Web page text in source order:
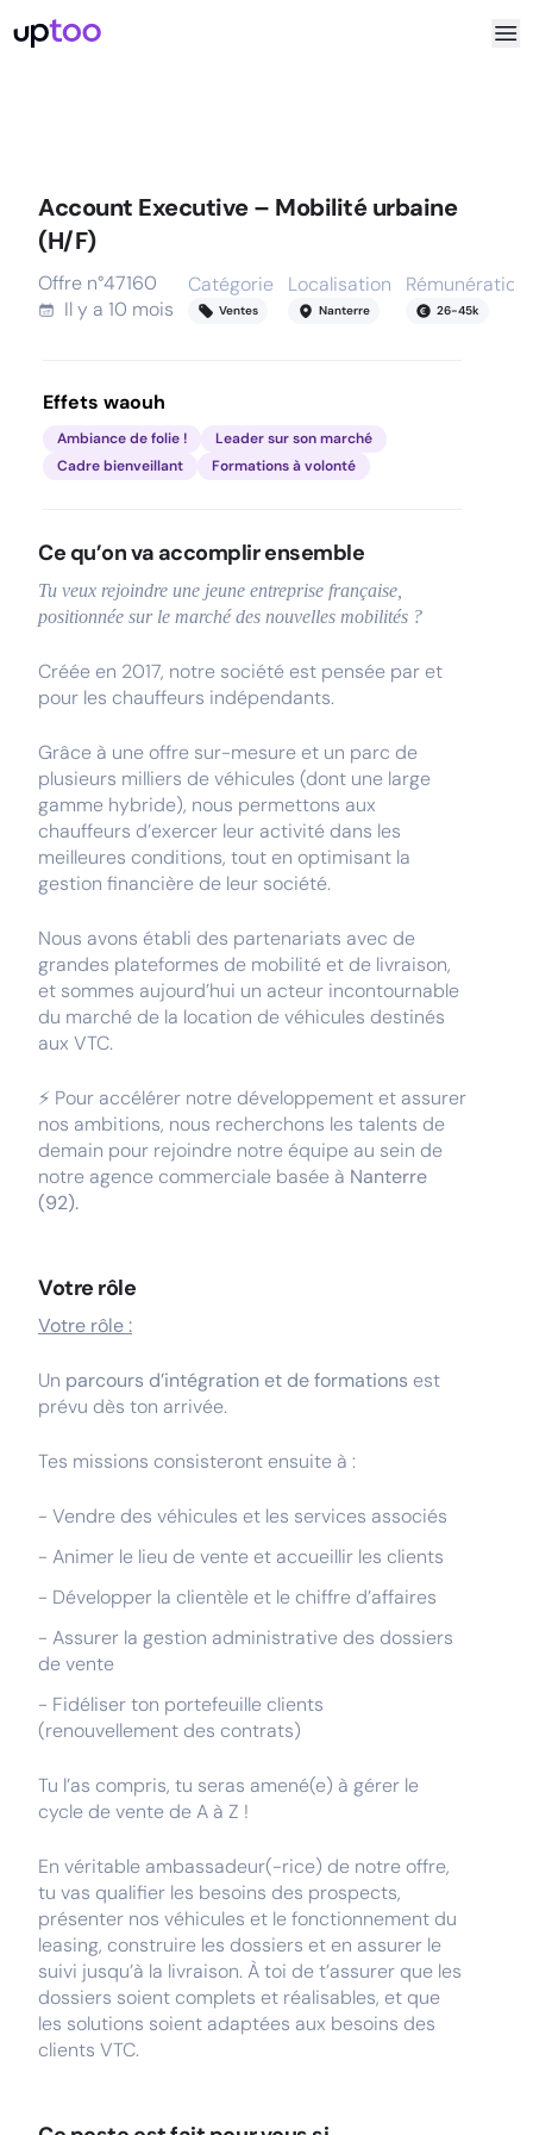
Account Executive – Mobilité urbaine
(H/F)
Offre n°47160
Il y a 10 mois
Catégorie
Ventes
Localisation
Nanterre
Rémunération
26-45k
Effets waouh
Ambiance de folie !
Leader sur son marché
Cadre bienveillant
Formations à volonté
Ce qu’on va accomplir ensemble
Tu veux rejoindre une jeune entreprise française,
positionnée sur le marché des nouvelles mobilités ?
Créée en 2017, notre société est pensée par et
pour les chauffeurs indépendants.
Grâce à une offre sur-mesure et un parc de
plusieurs milliers de véhicules (dont une large
gamme hybride), nous permettons aux
chauffeurs d’exercer leur activité dans les
meilleures conditions, tout en optimisant la
gestion financière de leur société.
Nous avons établi des partenariats avec de
grandes plateformes de mobilité et de livraison,
et sommes aujourd’hui un acteur incontournable
du marché de la location de véhicules destinés
aux VTC.
⚡ Pour accélérer notre développement et assurer
nos ambitions, nous recherchons les talents de
demain pour rejoindre notre équipe au sein de
notre agence commerciale basée à Nanterre
(92).
Votre rôle
Votre rôle :
Un parcours d’intégration et de formations est
prévu dès ton arrivée.
Tes missions consisteront ensuite à :
- Vendre des véhicules et les services associés
- Animer le lieu de vente et accueillir les clients
- Développer la clientèle et le chiffre d’affaires
- Assurer la gestion administrative des dossiers
de vente
- Fidéliser ton portefeuille clients
(renouvellement des contrats)
Tu l’as compris, tu seras amené(e) à gérer le
cycle de vente de A à Z !
En véritable ambassadeur(-rice) de notre offre,
tu vas qualifier les besoins des prospects,
présenter nos véhicules et le fonctionnement du
leasing, construire les dossiers et en assurer le
suivi jusqu’à la livraison. À toi de t’assurer que les
dossiers soient complets et réalisables, et que
les solutions soient adaptées aux besoins des
clients VTC.